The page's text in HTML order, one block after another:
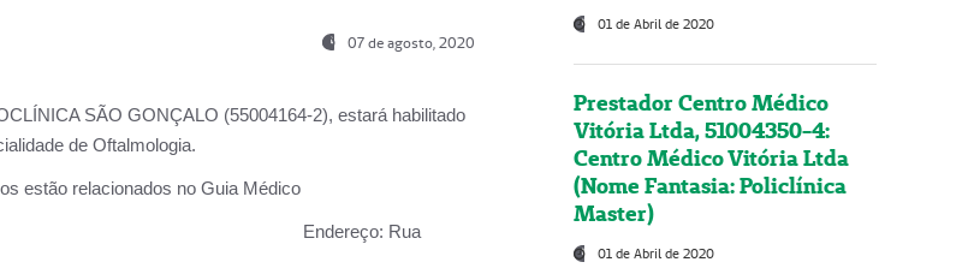
07 de agosto, 2020
SÃO GONÇALO (55004164-2), estará habilitado
de Oftalmologia.
estão relacionados no Guia Médico
(55004164-2). Endereço: Rua
01 de Abril de 2020
Prestador Centro Médico
Vitória Ltda, 51004350-4:
Centro Médico Vitória Ltda
(Nome Fantasia: Policlínica
Master)
01 de Abril de 2020